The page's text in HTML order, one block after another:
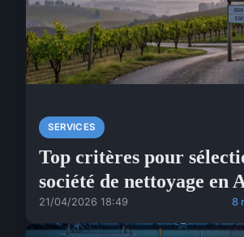
SERVICES
Top critères pour
société de nettoyage en
21/04/2026 18:49 8